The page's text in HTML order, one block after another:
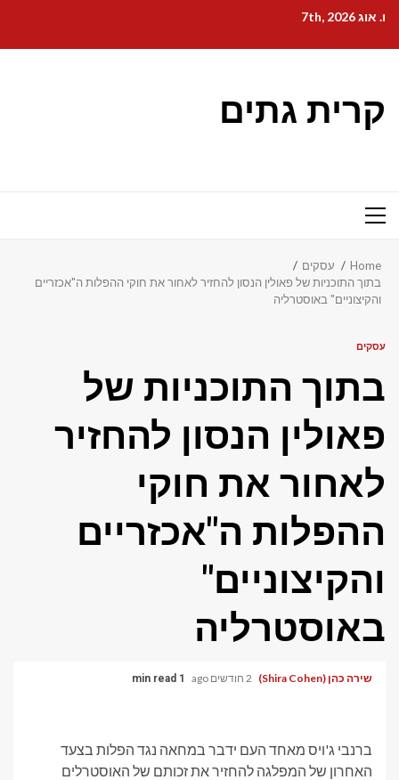
content
ו. אוג 7th, 2026
קרית גתים
Primary
Home
עסקים
בתוך התוכניות של פאולין הנסון להחזיר לאחור את חוקי ההפלות ה"אכזריים
והקיצוניים" באוסטרליה
עסקים
בתוך התוכניות של
פאולין הנסון להחזיר
לאחור את חוקי
ההפלות ה"אכזריים
והקיצוניים"
באוסטרליה
שירה כהן (Shira Cohen) 2 חודשים ago 1 min read
ברנבי ג'ויס מאחד העם ידבר במחאה נגד הפלות בצעד
האחרון של המפלגה להחזיר את זכותם של האוסטרלים